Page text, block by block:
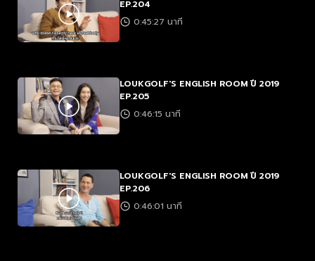
EP.204
0:45:27 นาที
LOUKGOLF'S ENGLISH ROOM ปี 2019
EP.205
0:46:15 นาที
LOUKGOLF'S ENGLISH ROOM ปี 2019
EP.206
0:46:01 นาที